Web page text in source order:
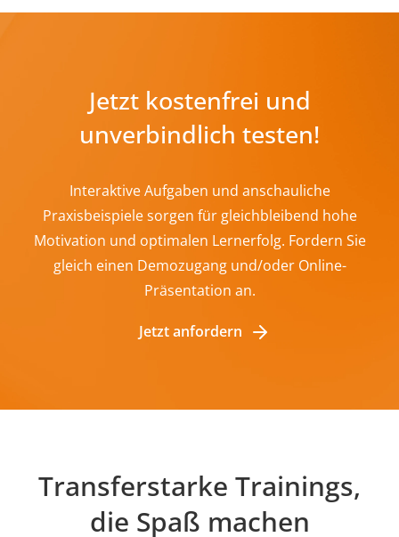
Jetzt kostenfrei und
unverbindlich testen!
Interaktive Aufgaben und anschauliche
Praxisbeispiele sorgen für gleichbleibend hohe
Motivation und optimalen Lernerfolg. Fordern Sie
gleich einen Demozugang und/oder Online-
Präsentation an.
Jetzt anfordern
Transferstarke Trainings,
die Spaß machen